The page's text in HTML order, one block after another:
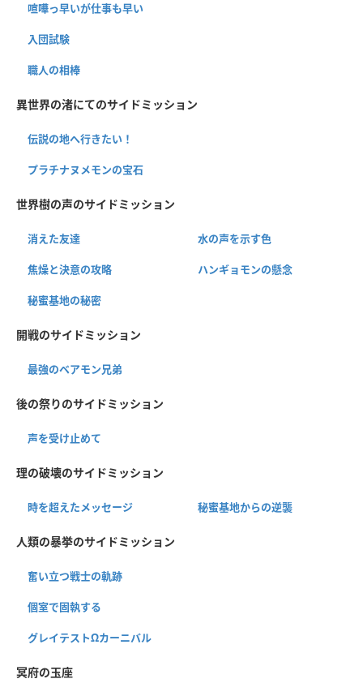
喧嘩っ早いが仕事も早い
入団試験
職人の相棒
異世界の渚にてのサイドミッション
伝説の地へ行きたい！
プラチナヌメモンの宝石
世界樹の声のサイドミッション
消えた友達 水の声を示す色
焦燥と決意の攻略 ハンギョモンの懸念
秘蜜基地の秘密
開戦のサイドミッション
最強のベアモン兄弟
後の祭りのサイドミッション
声を受け止めて
理の破壊のサイドミッション
時を超えたメッセージ 秘蜜基地からの逆襲
人類の暴挙のサイドミッション
奮い立つ戦士の軌跡
個室で固執する
グレイテストΩカーニバル
冥府の玉座